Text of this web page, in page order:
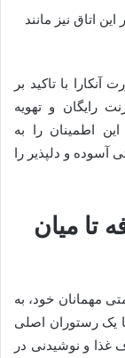
اتاق نیز مانند
با تاکید بر
رایگان و تهویه
اطمینان را به
و دلپذیر را
تا میان
مهمانان خود، به
یک رستوران اصلی
غذا و نوشیدنی در